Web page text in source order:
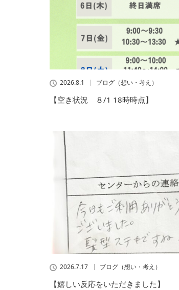
2026.8.1 ブログ（想い・考え）
【空き状況 ８/1 18時時点】
2026.7.17 ブログ（想い・考え）
【嬉しい反応をいただきました】